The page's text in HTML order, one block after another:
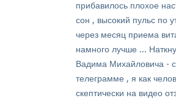
прибавилось плохое
сон , высокий пульс по
через месяц приема
намного лучше ...
Вадима Михайловича -
телеграмме , я как
скептически на видео